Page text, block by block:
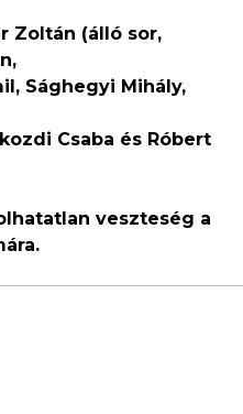
Zoltán (álló sor,
Sághegyi Mihály,
Csaba és Róbert
veszteség a